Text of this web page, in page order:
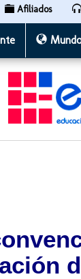
Afiliados